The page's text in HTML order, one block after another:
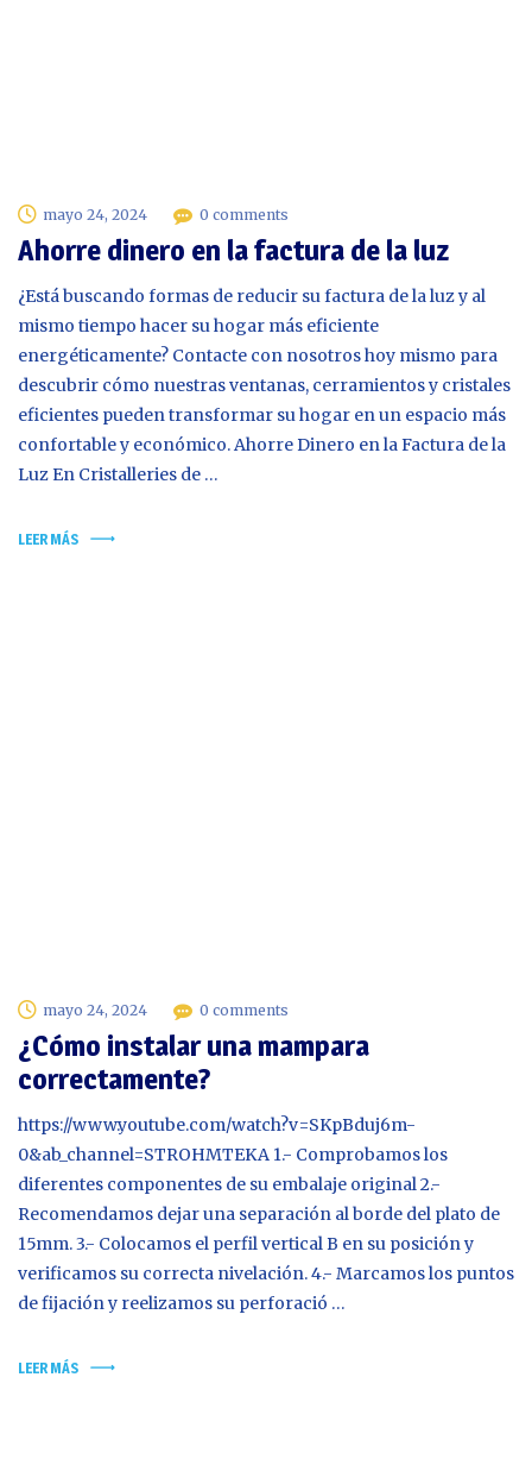
mayo 24, 2024 0 comments
Ahorre dinero en la factura de la luz
¿Está buscando formas de reducir su factura de la luz y al
mismo tiempo hacer su hogar más eficiente
energéticamente? Contacte con nosotros hoy mismo para
descubrir cómo nuestras ventanas, cerramientos y cristales
eficientes pueden transformar su hogar en un espacio más
confortable y económico. Ahorre Dinero en la Factura de la
Luz En Cristalleries de …
LEER MÁS
mayo 24, 2024 0 comments
¿Cómo instalar una mampara
correctamente?
https://www.youtube.com/watch?v=SKpBduj6m-
0&ab_channel=STROHMTEKA 1.- Comprobamos los
diferentes componentes de su embalaje original 2.-
Recomendamos dejar una separación al borde del plato de
15mm. 3.- Colocamos el perfil vertical B en su posición y
verificamos su correcta nivelación. 4.- Marcamos los puntos
de fijación y reelizamos su perforació …
LEER MÁS